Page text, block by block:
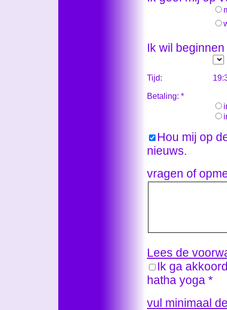
Ik wil
Tijd:
Betaling: *
Hou mij op
nieuws.
vragen of
Lees de
Ik ga
hatha yoga *
vul minimaal